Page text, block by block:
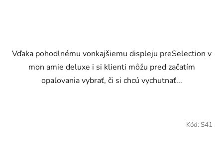
Vďaka pohodlnému vonkajšiemu displeju preSelection v
mon amie deluxe i si klienti môžu pred začatím
opaľovania vybrať, či si chcú vychutnať...
Kód: S41